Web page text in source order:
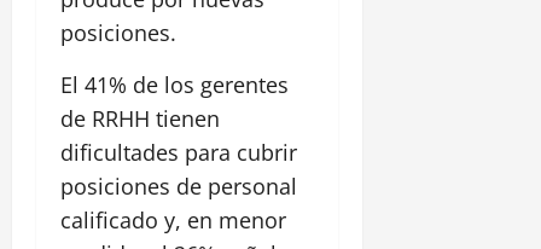
posiciones.
El 41% de los gerentes
de RRHH tienen
dificultades para cubrir
posiciones de personal
calificado y, en menor